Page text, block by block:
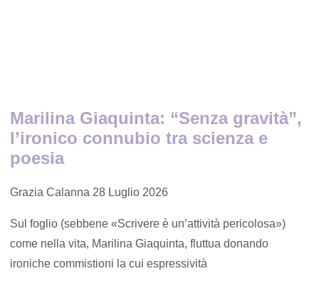
Marilina Giaquinta: “Senza gravità”,
l’ironico connubio tra scienza e
poesia
Grazia Calanna 28 Luglio 2026
Sul foglio (sebbene «Scrivere è un’attività pericolosa»)
come nella vita, Marilina Giaquinta, fluttua donando
ironiche commistioni la cui espressività